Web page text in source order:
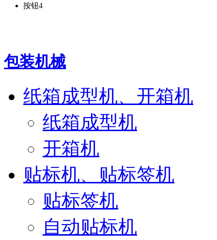
按钮4
包装机械
纸箱成型机、开箱机
纸箱成型机
开箱机
贴标机、贴标签机
贴标签机
自动贴标机